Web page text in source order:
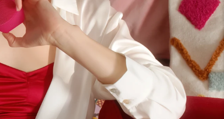
Moje adresy
Moje subskrypcje